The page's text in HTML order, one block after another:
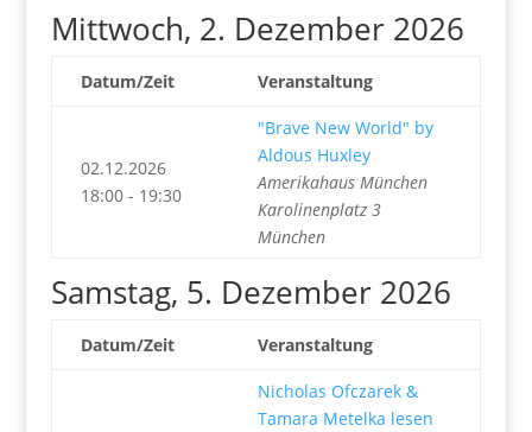
Mittwoch, 2. Dezember 2026
Datum/Zeit Veranstaltung
02.12.2026
18:00 - 19:30
"Brave New World" by
Aldous Huxley
Amerikahaus München
Karolinenplatz 3
München
Samstag, 5. Dezember 2026
Datum/Zeit Veranstaltung
Nicholas Ofczarek &
Tamara Metelka lesen